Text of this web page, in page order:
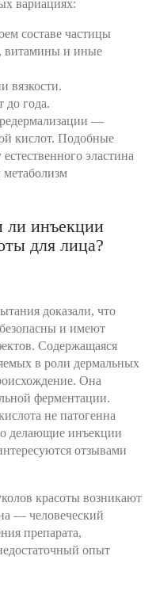
вариациях:
составе частицы
витамины и иные
вязкости.
до года.
—
кислот. Подобные
эластина
ли инъекции
для лица?
доказали, что
и имеют
Содержащаяся
в роли дермальных
Она
ферментации.
не патогенна
делающие инъекции
отзывами
красоты возникают
— человеческий
препарата,
опыт